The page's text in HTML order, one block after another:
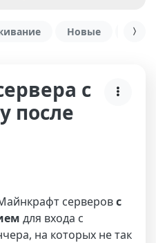
Новые С
с
после
серверовс
для входа с
на которых не так